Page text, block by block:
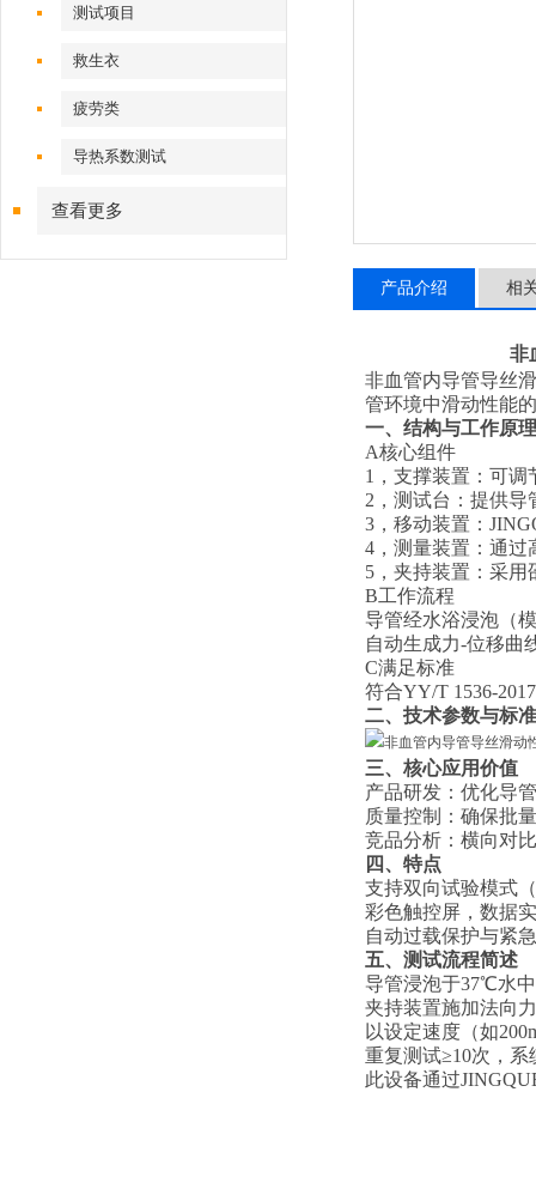
测试项目
救生衣
疲劳类
导热系数测试
查看更多
产品介绍 相
非
非血管内导管导丝
管环境中滑动性能
一、结构与工作原理
A‌核心组件‌
1， 支撑装置‌：可调
2， 测试台‌：提供导
3， 移动装置‌：
4， 测量装置‌：通过
5， 夹持装置‌：采用
B‌工作流程‌
导管经水浴浸泡（
自动生成力-位移曲
C满足标准
符合YY/T 1536-2017
二、技术参数与标准
三、核心应用价值
产品研发‌：优化导
质量控制‌：确保批
竞品分析‌：横向对
四、 特点
支持‌双向试验模式‌
彩色触控屏，数据
自动过载保护与紧
五、测试流程简述
导管浸泡于37℃水
夹持装置施加法向
以设定速度（如
重复测试≥10次，
此设备通过